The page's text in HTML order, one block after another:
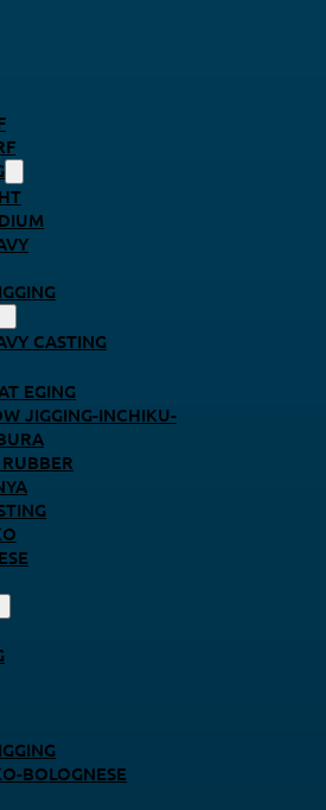
CASTING
EGING
JIGGING-INCHIKU-
BOLOGNESE